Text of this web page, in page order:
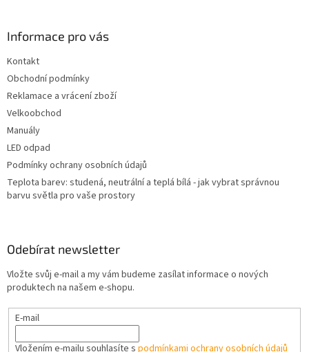
Informace pro vás
Kontakt
Obchodní podmínky
Reklamace a vrácení zboží
Velkoobchod
Manuály
LED odpad
Podmínky ochrany osobních údajů
Teplota barev: studená, neutrální a teplá bílá - jak vybrat správnou
barvu světla pro vaše prostory
Odebírat newsletter
Vložte svůj e-mail a my vám budeme zasílat informace o nových
produktech na našem e-shopu.
E-mail
Vložením e-mailu souhlasíte s podmínkami ochrany osobních údajů